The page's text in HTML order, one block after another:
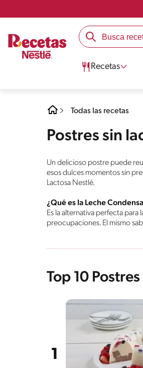
Recetas
Todas las recetas
Postres sin
Un delicioso postre puede
esos dulces momentos sin
Lactosa Nestlé.
¿Qué es la Leche
Es la alternativa perfecta
preocupaciones. El mismo
Top 10